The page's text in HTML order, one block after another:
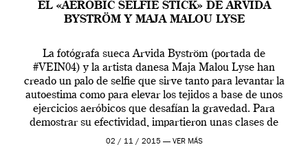
EL «AEROBIC SELFIE STICK» DE ARVIDA
BYSTRÖM Y MAJA MALOU LYSE
La fotógrafa sueca Arvida Byström (portada de
#VEIN04) y la artista danesa Maja Malou Lyse han
creado un palo de selfie que sirve tanto para levantar la
autoestima como para elevar los tejidos a base de unos
ejercicios aeróbicos que desafían la gravedad. Para
demostrar su efectividad, impartieron unas clases de
prueba en el Tate […]
02 / 11 / 2015 — VER MÁS